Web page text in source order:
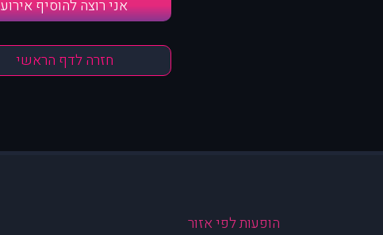
אני רוצה להוסיף אירוע
חזרה לדף הראשי
הופעות לפי אזור